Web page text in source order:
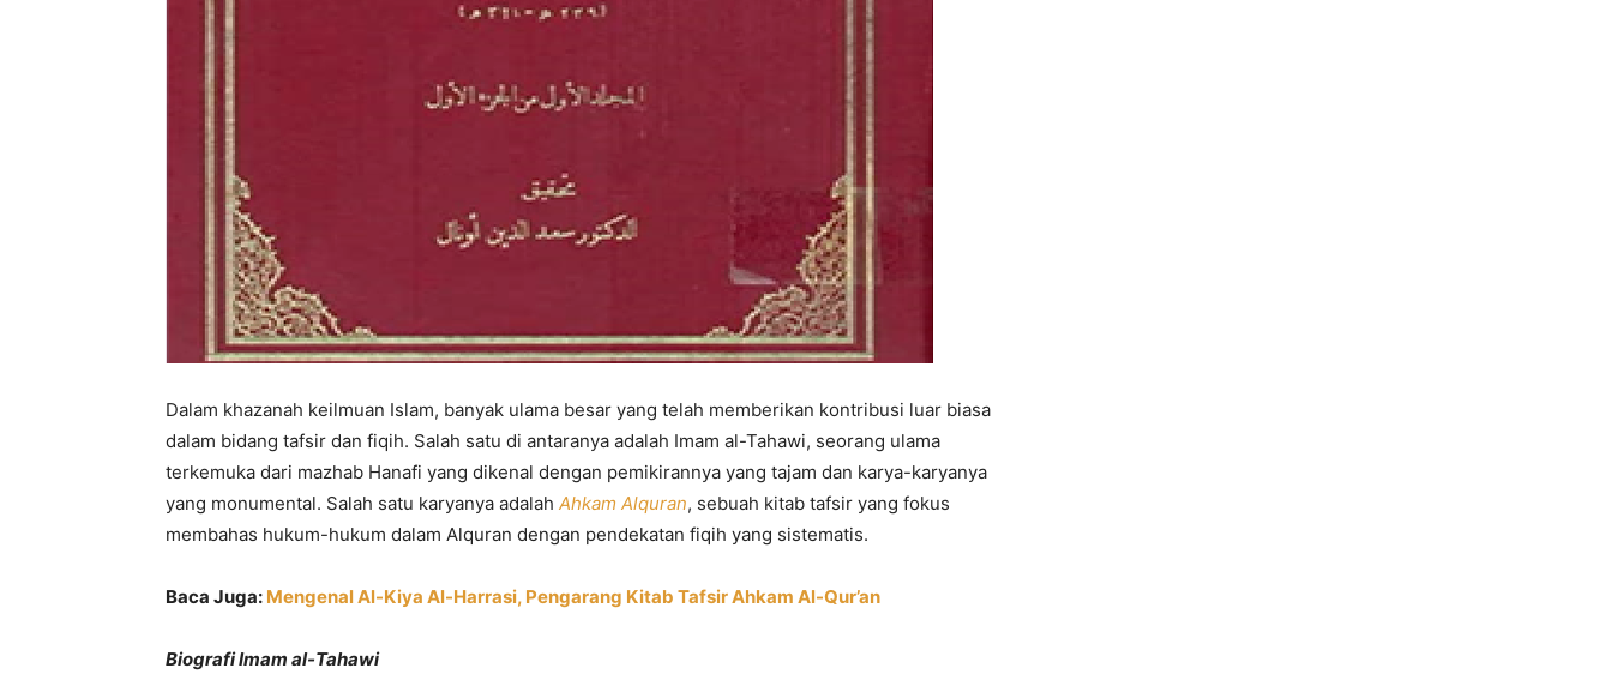
Dalam khazanah keilmuan Islam, banyak ulama besar yang telah memberikan kontribusi luar biasa
dalam bidang tafsir dan fiqih. Salah satu di antaranya adalah Imam al-Tahawi, seorang ulama
terkemuka dari mazhab Hanafi yang dikenal dengan pemikirannya yang tajam dan karya-karyanya
yang monumental. Salah satu karyanya adalah Ahkam Alquran, sebuah kitab tafsir yang fokus
membahas hukum-hukum dalam Alquran dengan pendekatan fiqih yang sistematis.
Baca Juga: Mengenal Al-Kiya Al-Harrasi, Pengarang Kitab Tafsir Ahkam Al-Qur’an
Biografi Imam al-Tahawi